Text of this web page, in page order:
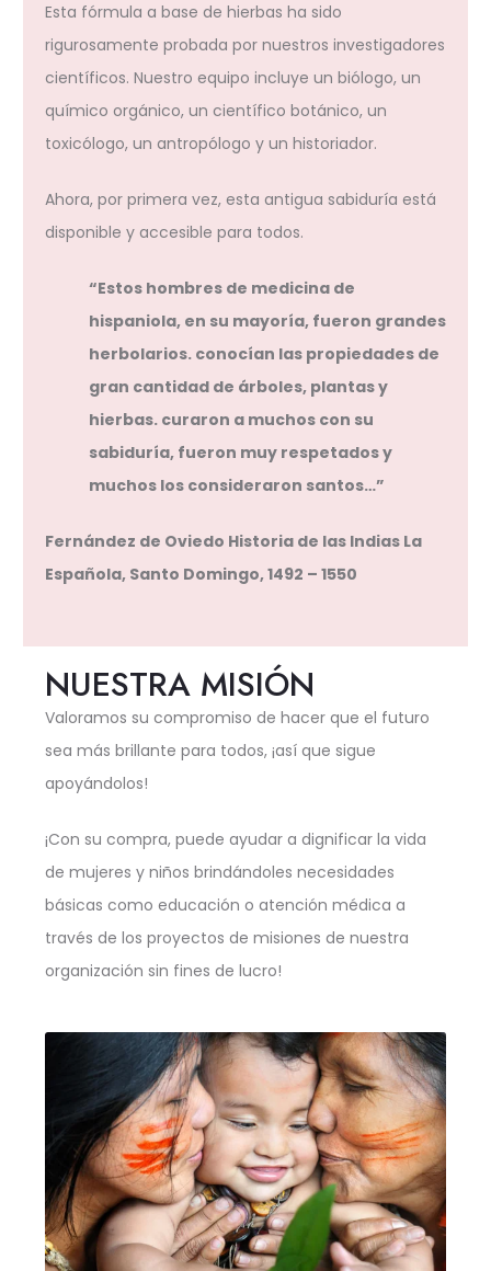
Esta fórmula a base de hierbas ha sido
rigurosamente probada por nuestros investigadores
científicos. Nuestro equipo incluye un biólogo, un
químico orgánico, un científico botánico, un
toxicólogo, un antropólogo y un historiador.
Ahora, por primera vez, esta antigua sabiduría está
disponible y accesible para todos.
“Estos hombres de medicina de
hispaniola, en su mayoría, fueron grandes
herbolarios. conocían las propiedades de
gran cantidad de árboles, plantas y
hierbas. curaron a muchos con su
sabiduría, fueron muy respetados y
muchos los consideraron santos…”
Fernández de Oviedo Historia de las Indias La
Española, Santo Domingo, 1492 – 1550
NUESTRA MISIÓN
Valoramos su compromiso de hacer que el futuro
sea más brillante para todos, ¡así que sigue
apoyándolos!
¡Con su compra, puede ayudar a dignificar la vida
de mujeres y niños brindándoles necesidades
básicas como educación o atención médica a
través de los proyectos de misiones de nuestra
organización sin fines de lucro!